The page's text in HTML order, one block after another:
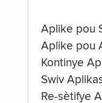
Aplike pou
Aplike pou
Kontinye
Swiv
Re-sètifye